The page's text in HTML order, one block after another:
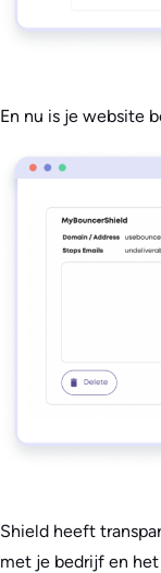
En nu is je website
Shield heeft
met je bedrijf en